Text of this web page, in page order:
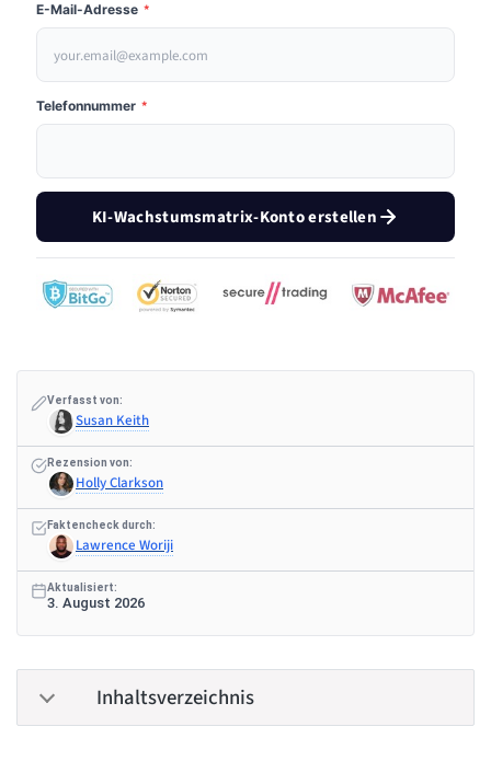
E-Mail-Adresse *
Telefonnummer *
KI-Wachstumsmatrix-Konto erstellen
Verfasst von:
Susan Keith
Rezension von:
Holly Clarkson
Faktencheck durch:
Lawrence Woriji
Aktualisiert:
3. August 2026
Inhaltsverzeichnis